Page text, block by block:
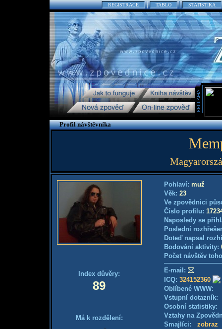
REGISTRACE TABLO STATISTIKA
Profil návštěvníka
Index důvěry:
89
Má k rozdělení:
Pohlaví: muž
Věk: 23
Ve zpovědnici
Číslo profilu:
Naposledy se
Poslední
Doteď napsal
Bodování aktivity:
Počet návštěv
E-mail:
ICQ: 324152360
Oblíbené WWW:
Vstupní
Osobní
Vztahy na
Smajlíci: zobraz